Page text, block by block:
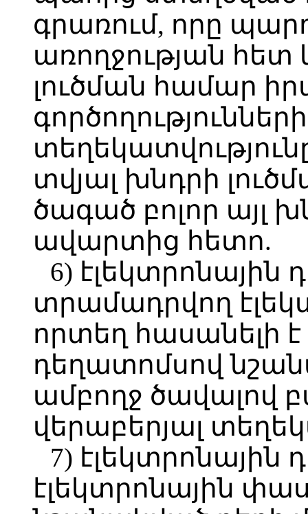
գրառում, որը
առողջության
լուծման համար
տվյալ խնդրի
ծագած բոլոր այլ
ավարտից հետո.
6) էլեկտրոնային
տրամադրվող
որտեղ հասանելի է
դեղատոմսով
ամբողջ ծավալով
վերաբերյալ
7) էլեկտրոնային
էլեկտրոնային